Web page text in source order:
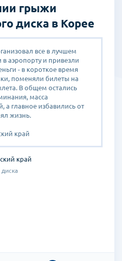
в Корею приезжают на
России и стран СНГ, чтобы
операциях.
грыжи
диска в Корее
все в лучшем
в аэропорту и привезли
- в короткое время
поменяли билеты на
В общем остались
масса
главное избавились от
жизнь.
край
край